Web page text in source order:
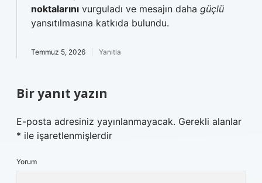
noktalarını vurguladı ve mesajın daha güçlü
yansıtılmasına katkıda bulundu.
Temmuz 5, 2026 Yanıtla
Bir yanıt yazın
E-posta adresiniz yayınlanmayacak. Gerekli alanlar
* ile işaretlenmişlerdir
Yorum